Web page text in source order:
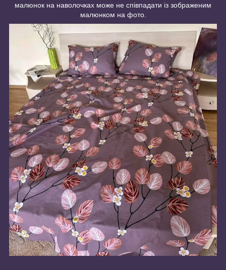
малюнок на наволочках може не співпадати із зображеним
малюнком на фото.